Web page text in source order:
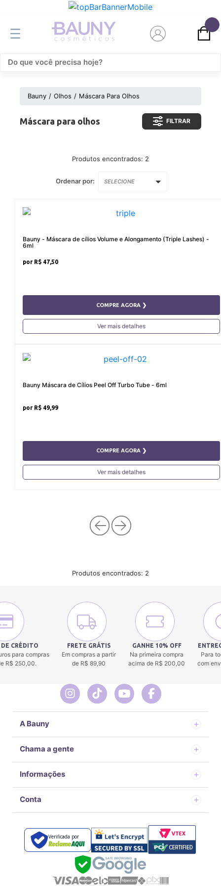
Bauny Olhos Máscara Para Olhos
Máscara para olhos FILTRAR
Produtos encontrados: 2
Ordenar por: SELECIONE
Bauny - Máscara de cílios Volume e Alongamento (Triple Lashes) -
6ml
R$ 47,50
COMPRE AGORA ❯
Ver mais detalhes
Bauny Máscara de Cílios Peel Off Turbo Tube - 6ml
R$ 49,99
COMPRE AGORA ❯
Ver mais detalhes
Produtos encontrados: 2
CRÉDITO
para compras
R$ 250,00.
FRETE GRÁTIS
Em compras a partir
de R$ 89,90
GANHE 10% OFF
Na primeira compra
acima de R$ 200,00
Para
com
A Bauny
Chama a gente
Informações
Conta
Verificada por